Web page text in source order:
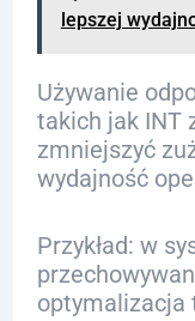
lepszej
Używanie
takich jak INT
zmniejszyć
wydajność
Przykład: w
optymalizacja